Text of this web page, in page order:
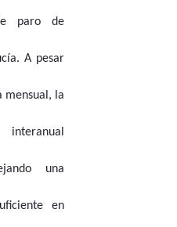
paro de
A pesar
mensual, la
una
en